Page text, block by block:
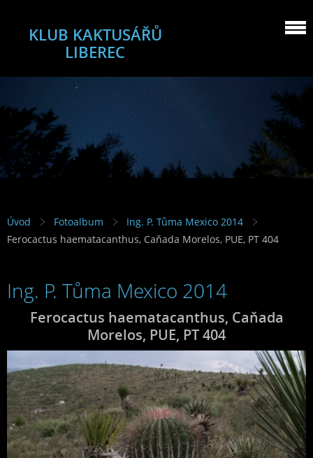
KLUB KAKTUSÁŘŮ
LIBEREC
Úvod Fotoalbum
Ing. P. Tůma Mexico 2014
Ferocactus haematacanthus, Caňada Morelos, PUE, PT 404
Ing. P. Tůma Mexico 2014
Ferocactus haematacanthus, Caňada
Morelos, PUE, PT 404